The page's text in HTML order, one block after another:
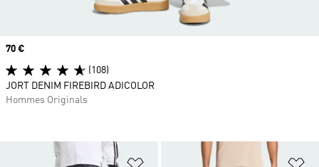
Ajouter à la Liste de produits
Prix
70 €
(108)
JORT DENIM FIREBIRD ADICOLOR
Hommes Originals